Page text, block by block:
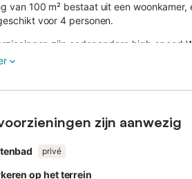
van 100 m² bestaat uit een
voor 4 personen.
zijn onder andere high-speed
aan huis, ventilatoren in de
verfrissende duik in het zwembad,
terras, geniet van gegrilde
ligt dicht bij het strand en het openbaar
is beschikbaar op het terrein.
roken en het vieren van evenementen
zijn aanwezig
privé
op het terrein